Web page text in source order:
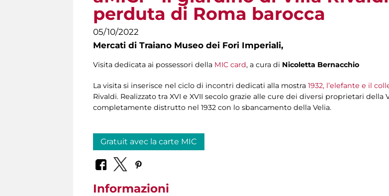
perduta di Roma barocca
05/10/2022
Mercati di Traiano Museo dei Fori Imperiali,
Visita dedicata ai possessori della MIC card, a cura di Nicoletta Bernacchio
La visita si inserisce nel ciclo di incontri dedicati alla mostra 1932, l’elefante e il
Rivaldi. Realizzato tra XVI e XVII secolo grazie alle cure dei diversi proprietari
completamente distrutto nel 1932 con lo sbancamento della Velia.
Gratuit avec la carte MIC
Informazioni